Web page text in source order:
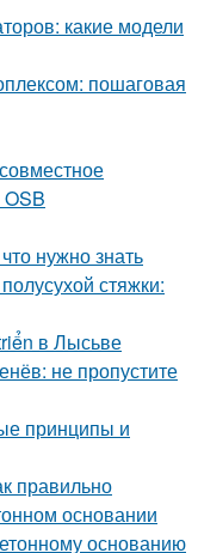
какие модели
пошаговая
нужно знать
стяжки:
в Лысьве
не пропустите
принципы и
правильно
основании
основанию